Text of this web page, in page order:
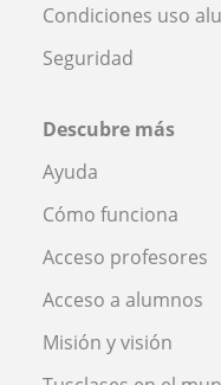
Condiciones uso
Seguridad
Descubre más
Ayuda
Cómo funciona
Acceso profesores
Acceso a alumnos
Misión y visión